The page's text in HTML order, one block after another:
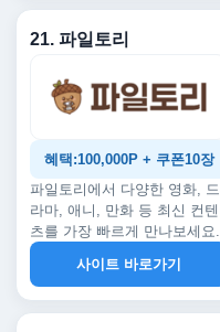
21. 파일토리
혜택:100,000P + 쿠폰10장
파일토리에서 다양한 영화, 드
라마, 애니, 만화 등 최신 컨텐
츠를 가장 빠르게 만나보세요.
사이트 바로가기